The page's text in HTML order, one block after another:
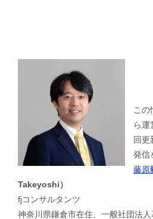
この
ら運
回更
発信
藤原
Takeyoshi）
fjコンサルタンツ
神奈川県鎌倉市在住、一般社団法